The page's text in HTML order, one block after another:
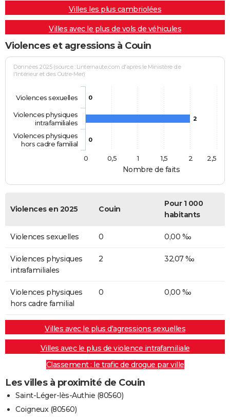
Villes les plus cambriolées
Villes avec le plus de vols de véhicules
Violences et agressions à Couin
Nombre de faits
Données 2025 (source : Linternaute.com d'après le Ministère de
l'Intérieur et des Outre-Mer)
0
2
0
Violences sexuelles
Violences physiques
intrafamiliales
Violences physiques
hors cadre familial
0
0,5 1 1,5 2 2,5
Violences en 2025 Couin
Pour 1 000
habitants
Violences sexuelles 0 0,00 ‰
Violences physiques
intrafamiliales
2 32,07 ‰
Violences physiques
hors cadre familial
0 0,00 ‰
Villes avec le plus d'agressions sexuelles
Villes avec le plus de violence intrafamiliale
Classement : le trafic de drogue par ville
Les villes à proximité de Couin
Saint-Léger-lès-Authie (80560)
Coigneux (80560)